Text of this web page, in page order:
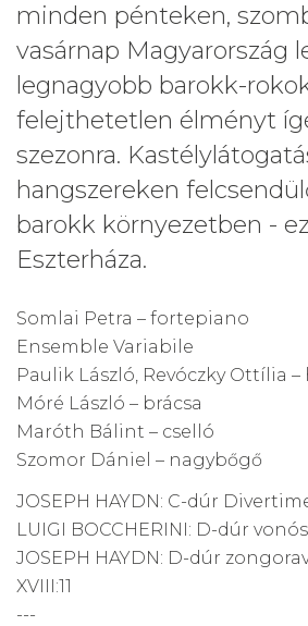
minden pénteken,
vasárnap Magyarország
legnagyobb barokk-
felejthetetlen élményt
szezonra.
hangszereken
barokk környezetben -
Eszterháza.
Somlai Petra – fortepiano
Ensemble Variabile
Paulik László, Revóczky Ottília
Móré László – brácsa
Maróth Bálint – cselló
Szomor Dániel – nagybőgő
JOSEPH HAYDN: C-dúr
LUIGI BOCCHERINI: D-dúr
JOSEPH HAYDN: D-dúr
XVIII:11
---